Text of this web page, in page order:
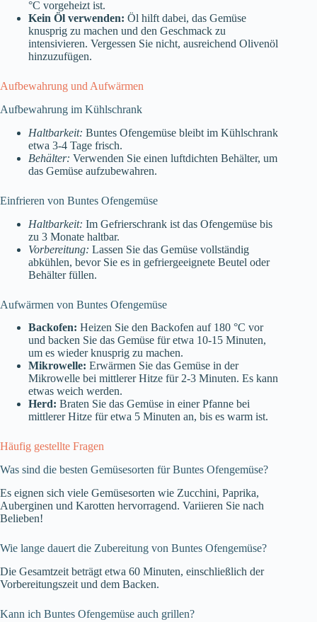
°C vorgeheizt ist.
Kein Öl verwenden: Öl hilft dabei, das Gemüse
knusprig zu machen und den Geschmack zu
intensivieren. Vergessen Sie nicht, ausreichend Olivenöl
hinzuzufügen.
Aufbewahrung und Aufwärmen
Aufbewahrung im Kühlschrank
Haltbarkeit: Buntes Ofengemüse bleibt im Kühlschrank
etwa 3-4 Tage frisch.
Behälter: Verwenden Sie einen luftdichten Behälter, um
das Gemüse aufzubewahren.
Einfrieren von Buntes Ofengemüse
Haltbarkeit: Im Gefrierschrank ist das Ofengemüse bis
zu 3 Monate haltbar.
Vorbereitung: Lassen Sie das Gemüse vollständig
abkühlen, bevor Sie es in gefriergeeignete Beutel oder
Behälter füllen.
Aufwärmen von Buntes Ofengemüse
Backofen: Heizen Sie den Backofen auf 180 °C vor
und backen Sie das Gemüse für etwa 10-15 Minuten,
um es wieder knusprig zu machen.
Mikrowelle: Erwärmen Sie das Gemüse in der
Mikrowelle bei mittlerer Hitze für 2-3 Minuten. Es kann
etwas weich werden.
Herd: Braten Sie das Gemüse in einer Pfanne bei
mittlerer Hitze für etwa 5 Minuten an, bis es warm ist.
Häufig gestellte Fragen
Was sind die besten Gemüsesorten für Buntes Ofengemüse?
Es eignen sich viele Gemüsesorten wie Zucchini, Paprika,
Auberginen und Karotten hervorragend. Variieren Sie nach
Belieben!
Wie lange dauert die Zubereitung von Buntes Ofengemüse?
Die Gesamtzeit beträgt etwa 60 Minuten, einschließlich der
Vorbereitungszeit und dem Backen.
Kann ich Buntes Ofengemüse auch grillen?